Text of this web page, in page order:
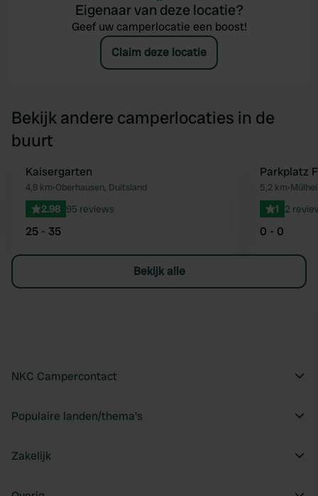
Eigenaar van deze locatie?
Geef uw camperlocatie een boost!
Claim deze locatie
Bekijk andere camperlocaties in de
buurt
Favoriet
Kaisergarten
4,8 km•Oberhausen, Duitsland
2.98 95 reviews
25 - 35
Parkplatz
5,2 km•
1 2
0 - 0
Bekijk alle
NKC Campercontact
Populaire landen/thema's
Zakelijk